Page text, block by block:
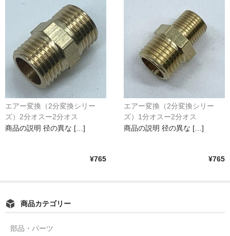
エアー変換（2分変換シリー
ズ）2分オスー2分オス
商品の説明 径の異な […]
¥765
エアー変換（2分変換シリー
ズ）1分オスー2分オス
商品の説明 径の異な […]
¥765
商品カテゴリー
部品・パーツ